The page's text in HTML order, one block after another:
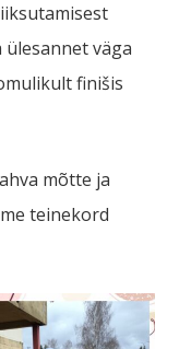
väga
finišis
mõtte ja
teinekord